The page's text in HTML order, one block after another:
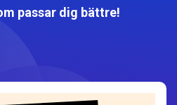
passar dig bättre!